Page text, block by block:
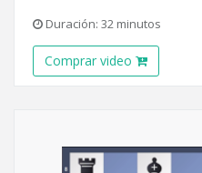
Duración: 32 minutos
Comprar video